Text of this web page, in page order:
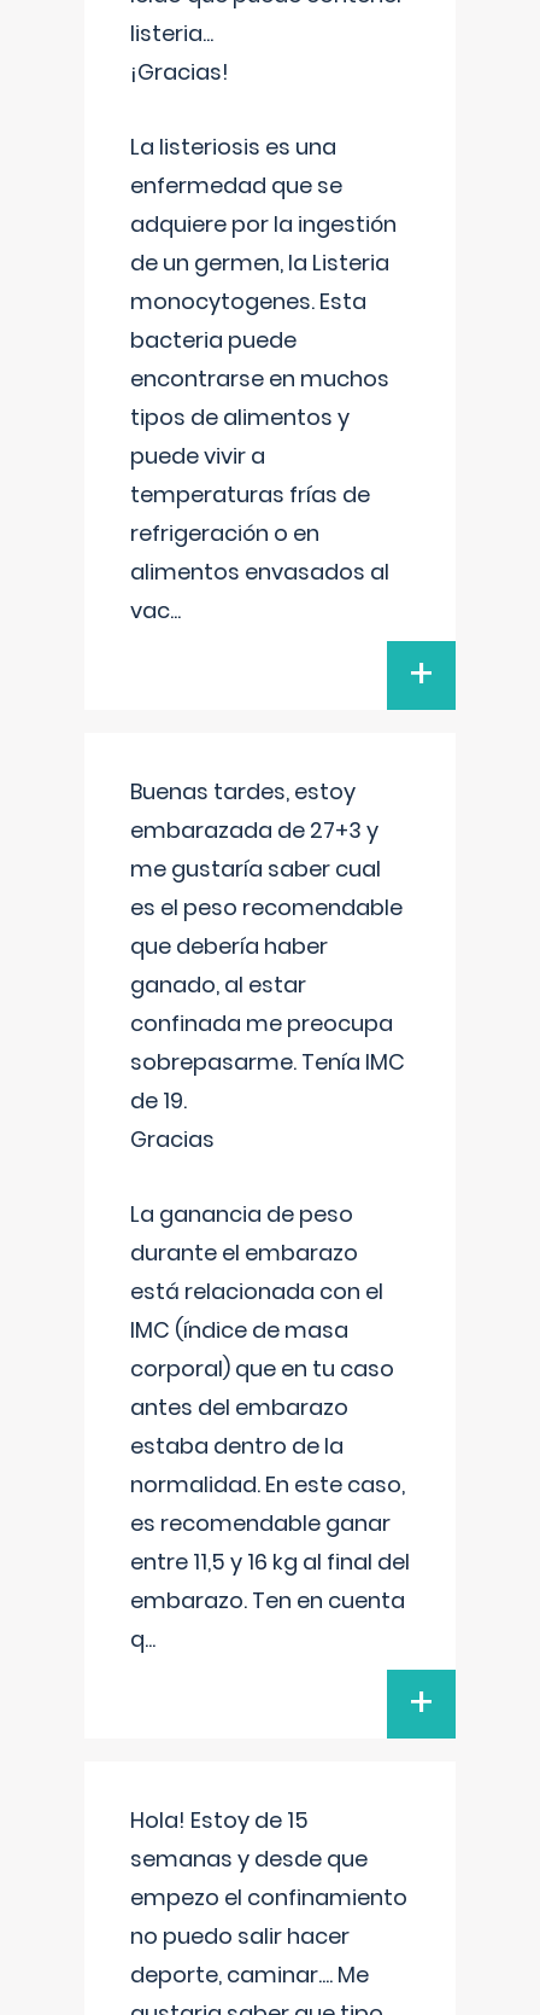
listeria...
¡Gracias!
La listeriosis es una
enfermedad que se
adquiere por la ingestión
de un germen, la Listeria
monocytogenes. Esta
bacteria puede
encontrarse en muchos
tipos de alimentos y
puede vivir a
temperaturas frías de
refrigeración o en
alimentos envasados al
vac...
+
Buenas tardes, estoy
embarazada de 27+3 y
me gustaría saber cual
es el peso recomendable
que debería haber
ganado, al estar
confinada me preocupa
sobrepasarme. Tenía IMC
de 19.
Gracias
La ganancia de peso
durante el embarazo
está relacionada con el
IMC (índice de masa
corporal) que en tu caso
antes del embarazo
estaba dentro de la
normalidad. En este caso,
es recomendable ganar
entre 11,5 y 16 kg al final del
embarazo. Ten en cuenta
q...
+
Hola! Estoy de 15
semanas y desde que
empezo el confinamiento
no puedo salir hacer
deporte, caminar.... Me